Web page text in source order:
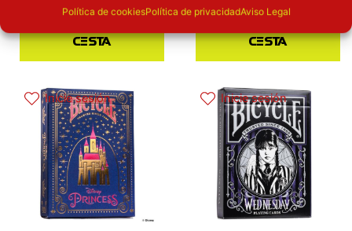
Política de cookiesPolítica de privacidadAviso Legal
cesta
Añadir a la
cesta
Inicie sesión Inicie sesión